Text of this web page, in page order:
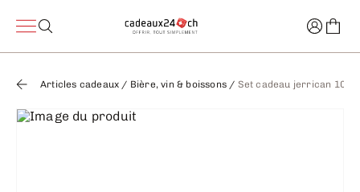
Articles cadeaux / Bière, vin & boissons / Set cadeau jerrican 10